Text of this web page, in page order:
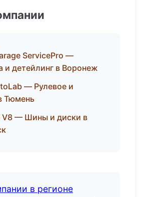
ServicePro —
и детейлинг в Воронеж
— Рулевое и
Тюмень
V8 — Шины и диски в
в регионе